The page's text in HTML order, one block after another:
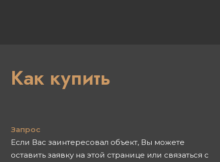
Как купить
Запрос
Если Вас заинтересовал объект, Вы можете
оставить заявку на этой странице или связаться с